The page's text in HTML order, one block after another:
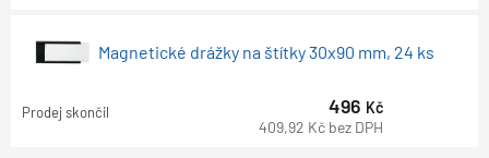
Magnetické drážky na štítky 30x90 mm, 24 ks
Prodej skončil 496 Kč
409,92 Kč bez DPH